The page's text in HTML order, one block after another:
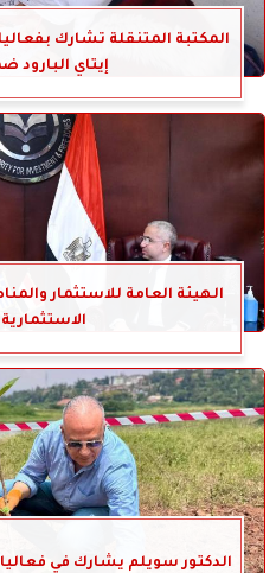
المكتبة المتنقلة تشارك
إيتاي البارود
الهيئة العامة للاستثمار
الدكتور سويلم يشارك في